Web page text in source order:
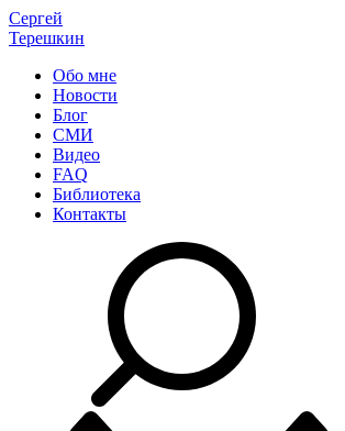
Сергей
Терешкин
Обо мне
Новости
Блог
СМИ
Видео
FAQ
Библиотека
Контакты